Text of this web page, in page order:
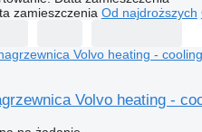
zamieszczenia Od najdroższych
Volvo heating -